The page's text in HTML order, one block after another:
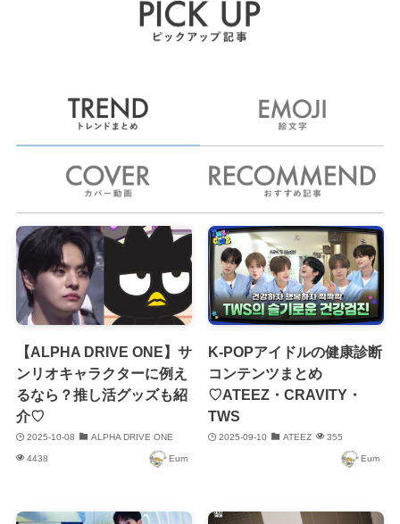
【ALPHA DRIVE ONE】サ
ンリオキャラクターに例え
るなら？推し活グッズも紹
介♡
2025-10-08 ALPHA DRIVE ONE
4438 Eum
K-POPアイドルの健康診断
コンテンツまとめ
♡ATEEZ・CRAVITY・
TWS
2025-09-10 ATEEZ 355
Eum